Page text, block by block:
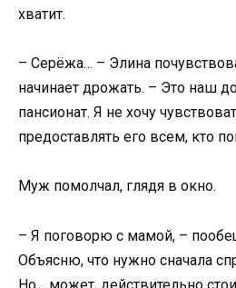
хватит.
– Серёжа… – Элина
начинает дрожать. – Это наш
пансионат. Я не хочу
предоставлять его всем, кто
Муж помолчал, глядя в окно.
– Я поговорю с мамой, –
Объясню, что нужно сначала
Но… может, действительно